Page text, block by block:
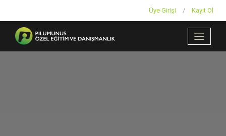
Üye Girişi / Kayıt Ol